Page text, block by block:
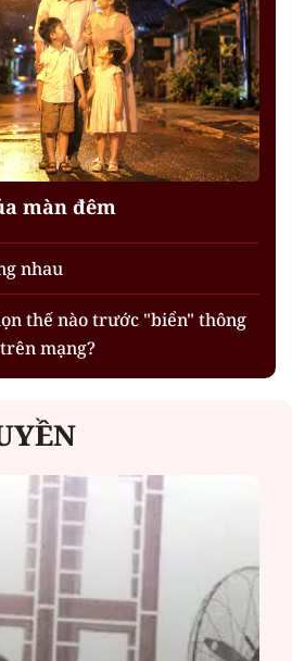
màn đêm
nhau
thế nào trước "biển" thông
mạng?